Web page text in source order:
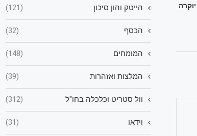
הייטק והון סיכון (121)
הכסף (32)
המומחים (148)
המלצות ואזהרות (39)
וול סטריט וכלכלה בחו"ל (312)
וידאו (31)